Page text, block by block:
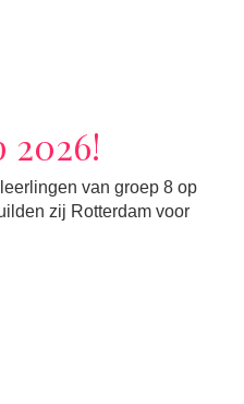
2026!
van groep 8 op
zij Rotterdam voor